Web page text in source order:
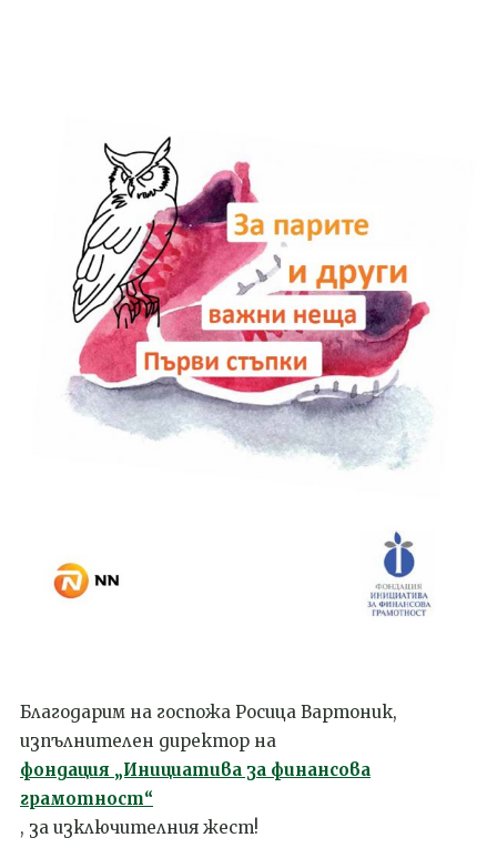
Благодарим на госпожа Росица Вартоник,
изпълнителен директор на
фондация „Инициатива за финансова
грамотност“
, за изключителния жест!